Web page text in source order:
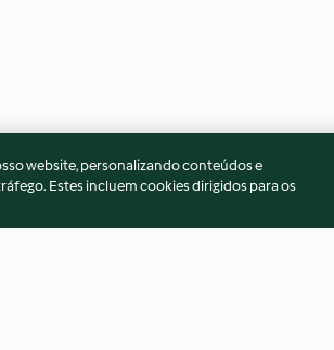
website, personalizando conteúdos e
Estes incluem cookies dirigidos para os